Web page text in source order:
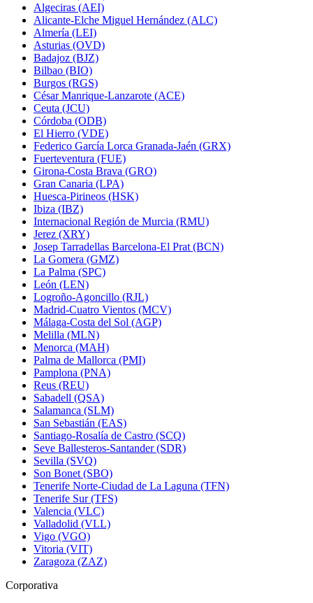
Algeciras (AEI)
Alicante-Elche Miguel Hernández (ALC)
Almería (LEI)
Asturias (OVD)
Badajoz (BJZ)
Bilbao (BIO)
Burgos (RGS)
César Manrique-Lanzarote (ACE)
Ceuta (JCU)
Córdoba (ODB)
El Hierro (VDE)
Federico García Lorca Granada-Jaén (GRX)
Fuerteventura (FUE)
Girona-Costa Brava (GRO)
Gran Canaria (LPA)
Huesca-Pirineos (HSK)
Ibiza (IBZ)
Internacional Región de Murcia (RMU)
Jerez (XRY)
Josep Tarradellas Barcelona-El Prat (BCN)
La Gomera (GMZ)
La Palma (SPC)
León (LEN)
Logroño-Agoncillo (RJL)
Madrid-Cuatro Vientos (MCV)
Málaga-Costa del Sol (AGP)
Melilla (MLN)
Menorca (MAH)
Palma de Mallorca (PMI)
Pamplona (PNA)
Reus (REU)
Sabadell (QSA)
Salamanca (SLM)
San Sebastián (EAS)
Santiago-Rosalía de Castro (SCQ)
Seve Ballesteros-Santander (SDR)
Sevilla (SVQ)
Son Bonet (SBO)
Tenerife Norte-Ciudad de La Laguna (TFN)
Tenerife Sur (TFS)
Valencia (VLC)
Valladolid (VLL)
Vigo (VGO)
Vitoria (VIT)
Zaragoza (ZAZ)
Corporativa